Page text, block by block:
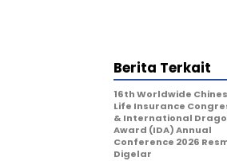
Berita Terkait
16th Worldwide
Life Insurance
& International
Award (IDA) Annual
Conference 2026
Digelar